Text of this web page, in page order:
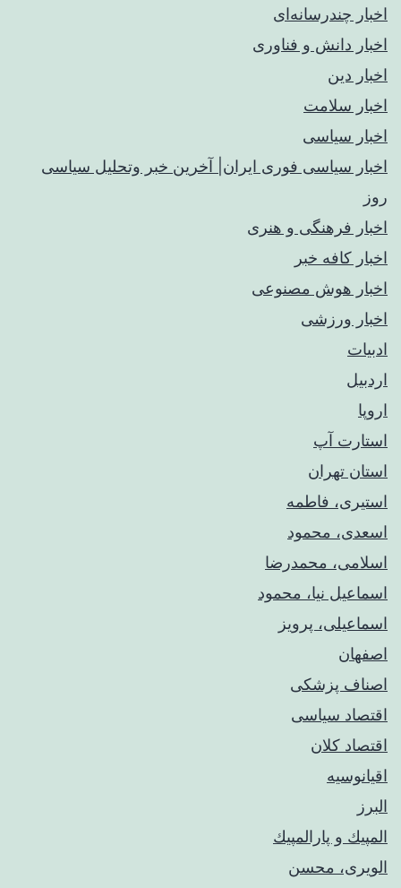
اخبار چندرسانه‌ای
اخبار دانش و فناوری
اخبار دین
اخبار سلامت
اخبار سیاسی
اخبار سیاسی فوری ایران| آخرین خبر وتحلیل سیاسی
روز
اخبار فرهنگی و هنری
اخبار کافه خبر
اخبار هوش مصنوعی
اخبار ورزشی
ادبیات
اردبیل
اروپا
استارت آپ
استان تهران
استیری، فاطمه
اسعدی، محمود
اسلامی، محمدرضا
اسماعیل نیا، محمود
اسماعیلی، پرویز
اصفهان
اصناف پزشکی
اقتصاد سیاسی
اقتصاد کلان
اقیانوسیه
البرز
المپيك و پارالمپيك
الویری، محسن